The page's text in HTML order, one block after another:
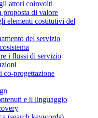
attori coinvolti
proposta di valore
elementi costitutivi del
del servizio
i flussi di servizio
co-progettazione
e il linguaggio